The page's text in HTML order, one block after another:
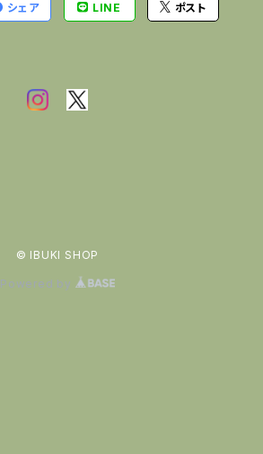
シェア LINE ポスト
© IBUKI SHOP
Powered by